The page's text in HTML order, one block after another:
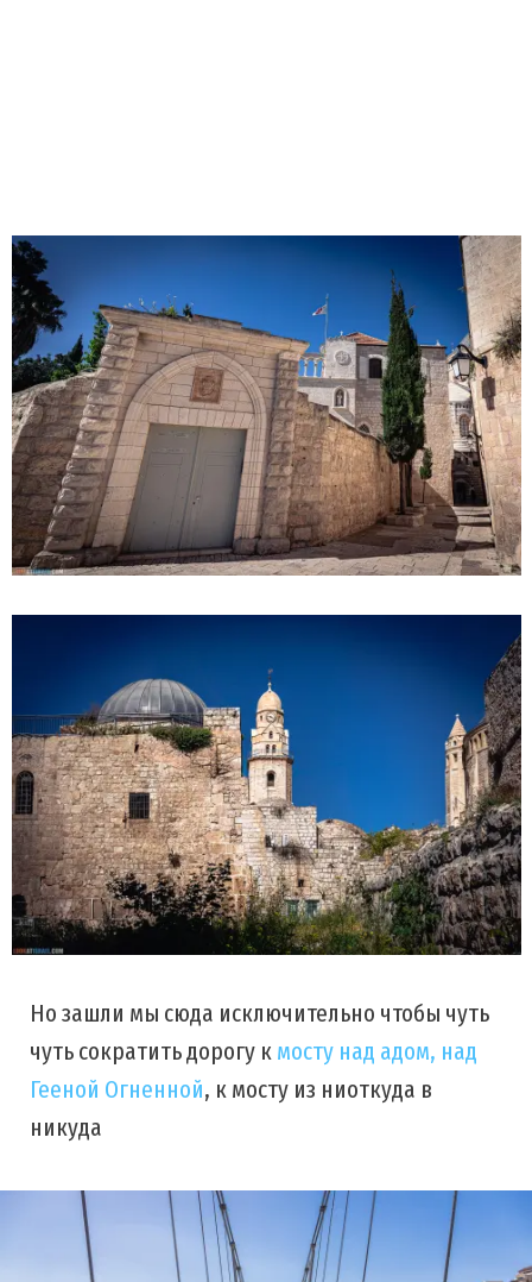
Но зашли мы сюда исключительно чтобы чуть
чуть сократить дорогу кмосту над адом, над
Гееной Огненной, к мосту из ниоткуда в
никуда